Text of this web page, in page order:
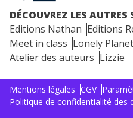
DÉCOUVREZ LES AUTRES
Editions Nathan Editions
Meet in class Lonely Planet
Atelier des auteurs Lizzie
Mentions légales CGV
Politique de confidentialité des